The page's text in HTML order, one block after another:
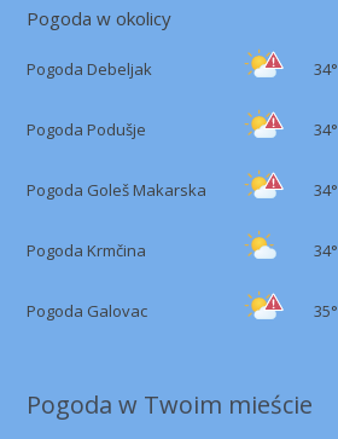
Pogoda w okolicy
Pogoda Debeljak 34°
Pogoda Podušje 34°
Pogoda Goleš Makarska 34°
Pogoda Krmčina 34°
Pogoda Galovac 35°
Pogoda w Twoim mieście